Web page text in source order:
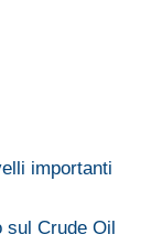
importanti
sul Crude Oil